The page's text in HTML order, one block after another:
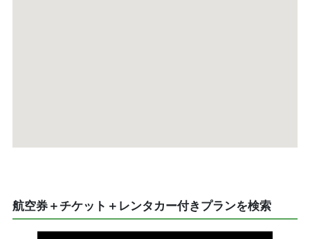
航空券＋チケット＋レンタカー付きプランを検索